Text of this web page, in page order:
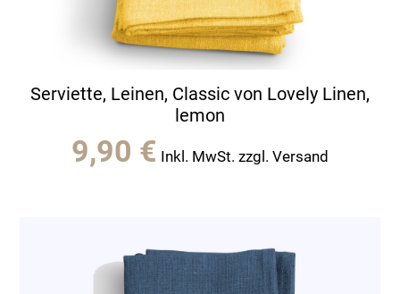
Serviette, Leinen, Classic von Lovely Linen,
lemon
9,90 € Inkl. MwSt. zzgl. Versand